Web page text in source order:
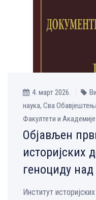
4. март 2026.
наука, Сва
Факултети и Академије
Објављен
историјских
геноциду
Институт